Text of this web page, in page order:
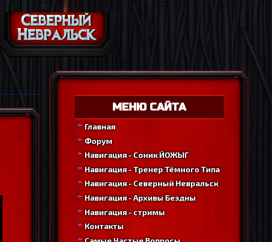
МЕНЮ САЙТА
Главная
Форум
Навигация - Соник ЙОЖЫГ
Навигация - Тренер Тёмного Типа
Навигация - Северный Невральск
Навигация - Архивы Бездны
Навигация - стримы
Контакты